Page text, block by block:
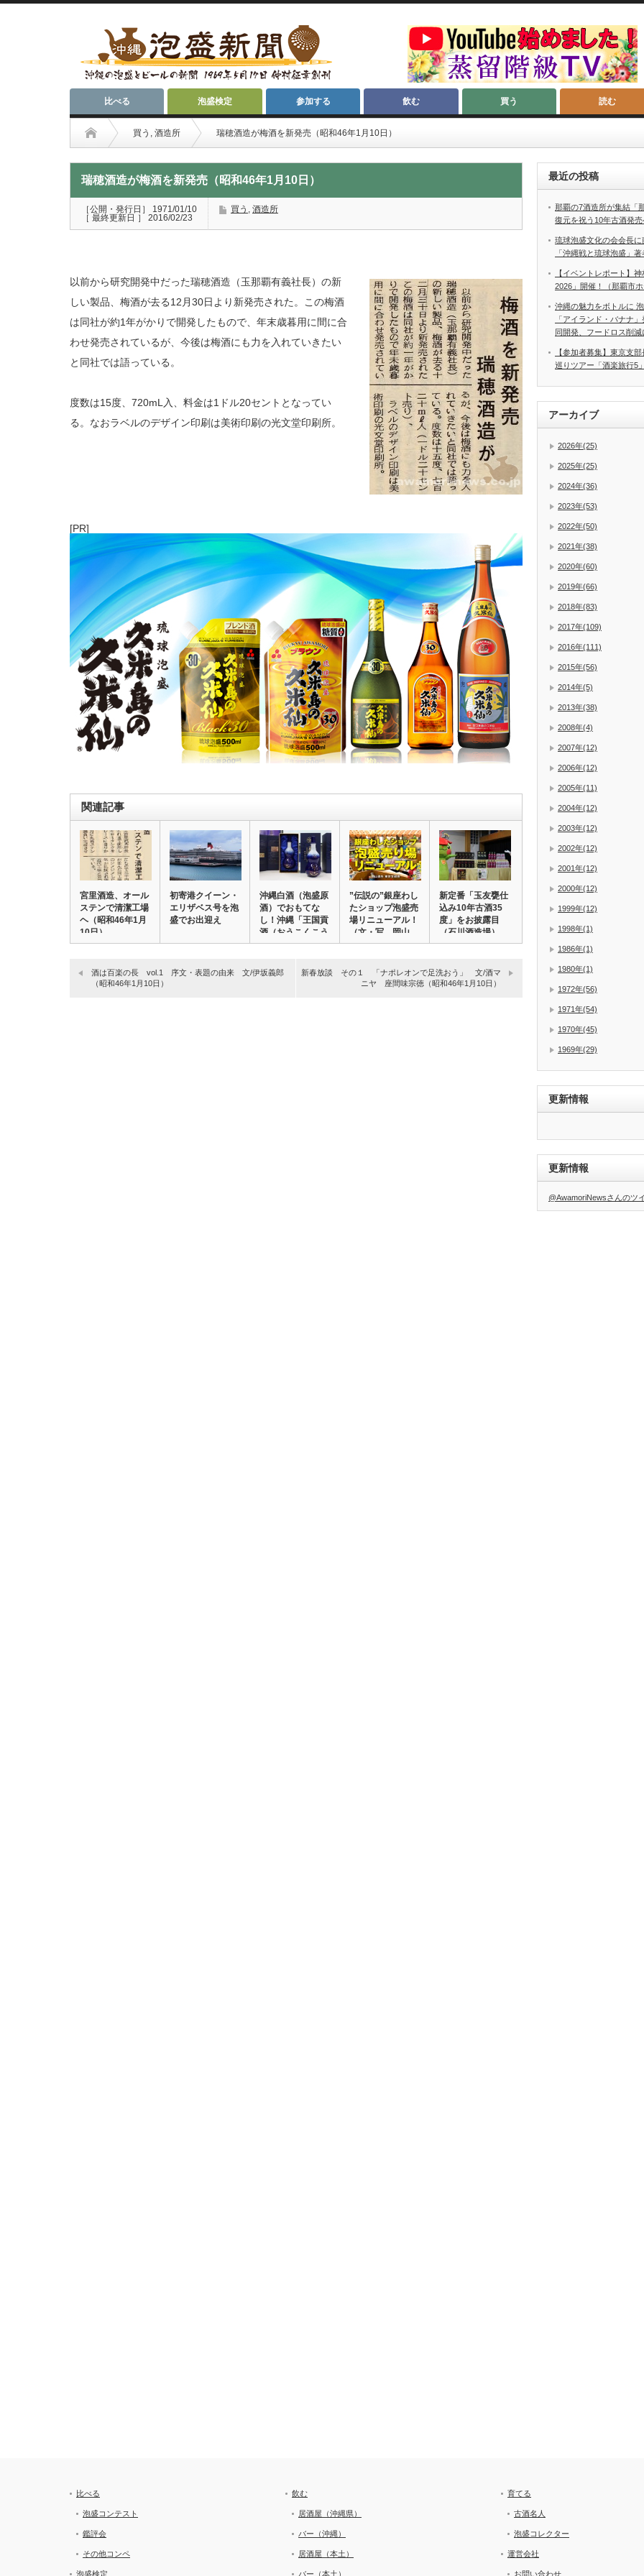
比べる 泡盛検定 参加する 飲む 買う 読む
買う , 酒造所 瑞穂酒造が梅酒を新発売（昭和46年1月10日）
瑞穂酒造が梅酒を新発売（昭和46年1月10日）
［公開・発行日］ 1971/01/10
［ 最終更新日 ］ 2016/02/23
買う , 酒造所
以前から研究開発中だった瑞穂酒造（玉那覇有義社長）の新
しい製品、梅酒が去る12月30日より新発売された。この梅酒
は同社が約1年がかりで開発したもので、年末歳暮用に間に合
わせ発売されているが、今後は梅酒にも力を入れていきたい
と同社では語っている。
度数は15度、720mL入、料金は1ドル20セントとなってい
る。なおラベルのデザイン印刷は美術印刷の光文堂印刷所。
[PR]
関連記事
宮里酒造、オール
ステンで清潔工場
ヘ（昭和46年1月
10日）
初寄港クイーン・
エリザベス号を泡
盛でお出迎え
沖縄白酒（泡盛原
酒）でおもてな
し！沖縄「王国貢
酒（おうこくこう
し…
”伝説の”銀座わし
たショップ泡盛売
場リニューアル！
（文・写 岡山…
新定番「玉友甕仕
込み10年古酒35
度」をお披露目
（石川酒造場）
酒は百楽の長 vol.1 序文・表題の由来 文/伊坂義郎
（昭和46年1月10日）
新春放談 その１ 「ナポレオンで足洗おう」 文/酒マ
ニヤ 座間味宗徳（昭和46年1月10日）
最近の投稿
那覇の7酒造所が集結「
復元を祝う10年古酒発売
琉球泡盛文化の会会長
「沖縄戦と琉球泡盛」
【イベントレポート】
2026」開催！（那覇市
沖縄の魅力をボトルに
「アイランド・バナナ
同開発、フードロス削減
【参加者募集】東京支
巡りツアー「酒楽旅行5
アーカイブ
2026年(25)
2025年(25)
2024年(36)
2023年(53)
2022年(50)
2021年(38)
2020年(60)
2019年(66)
2018年(83)
2017年(109)
2016年(111)
2015年(56)
2014年(5)
2013年(38)
2008年(4)
2007年(12)
2006年(12)
2005年(11)
2004年(12)
2003年(12)
2002年(12)
2001年(12)
2000年(12)
1999年(12)
1998年(1)
1986年(1)
1980年(1)
1972年(56)
1971年(54)
1970年(45)
1969年(29)
更新情報
更新情報
@AwamoriNewsさんのツ
比べる
泡盛コンテスト
鑑評会
その他コンペ
泡盛検定
飲む
居酒屋（沖縄県）
バー（沖縄）
居酒屋（本土）
バー（本土）
育てる
古酒名人
泡盛コレクター
運営会社
お問い合わせ